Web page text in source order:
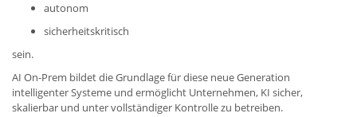
autonom
sicherheitskritisch
sein.
AI On-Prem bildet die Grundlage für diese neue Generation
intelligenter Systeme und ermöglicht Unternehmen, KI sicher,
skalierbar und unter vollständiger Kontrolle zu betreiben.